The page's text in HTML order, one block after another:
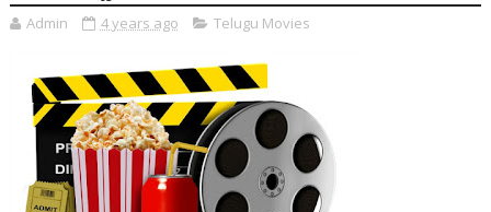
Admin 4 years ago Telugu Movies